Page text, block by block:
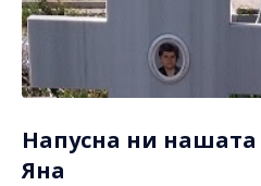
Напусна ни
Яна